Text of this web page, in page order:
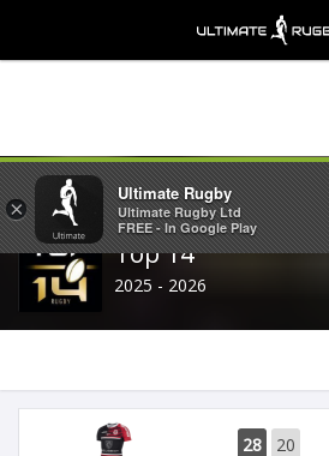
Top 14
2025 - 2026
28 20
×
Ultimate Rugby
Ultimate Rugby Ltd
FREE - In Google Play